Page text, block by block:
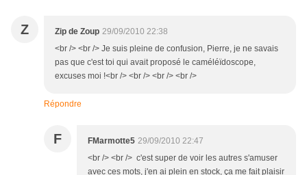
Z Zip de Zoup 29/09/2010 22:38
<br /> <br /> Je suis pleine de confusion, Pierre, je ne savais
pas que c'est toi qui avait proposé le caméléïdoscope,
excuses moi !<br /> <br /> <br /> <br />
Répondre
F FMarmotte5 29/09/2010 22:47
<br /> <br /> c'est super de voir les autres s'amuser
avec ces mots, j'en ai plein en stock, ça me fait plaisir